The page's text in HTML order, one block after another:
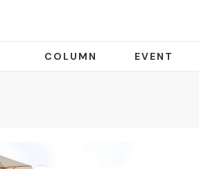
COLUMN EVENT